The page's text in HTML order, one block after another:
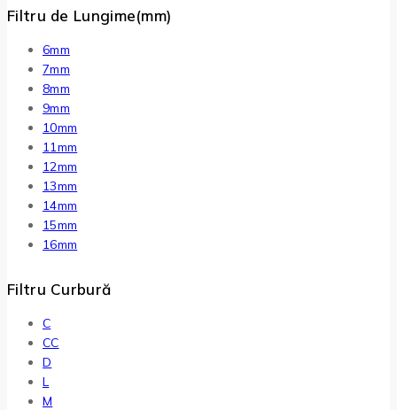
Filtru de Lungime(mm)
6mm
7mm
8mm
9mm
10mm
11mm
12mm
13mm
14mm
15mm
16mm
Filtru Curbură
C
CC
D
L
M